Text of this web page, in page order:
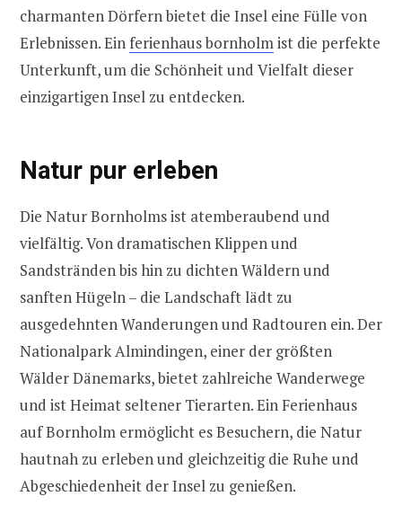
charmanten Dörfern bietet die Insel eine Fülle von
Erlebnissen. Einferienhaus bornholmist die perfekte
Unterkunft, um die Schönheit und Vielfalt dieser
einzigartigen Insel zu entdecken.
Natur pur erleben
Die Natur Bornholms ist atemberaubend und
vielfältig. Von dramatischen Klippen und
Sandstränden bis hin zu dichten Wäldern und
sanften Hügeln – die Landschaft lädt zu
ausgedehnten Wanderungen und Radtouren ein. Der
Nationalpark Almindingen, einer der größten
Wälder Dänemarks, bietet zahlreiche Wanderwege
und ist Heimat seltener Tierarten. Ein Ferienhaus
auf Bornholm ermöglicht es Besuchern, die Natur
hautnah zu erleben und gleichzeitig die Ruhe und
Abgeschiedenheit der Insel zu genießen.